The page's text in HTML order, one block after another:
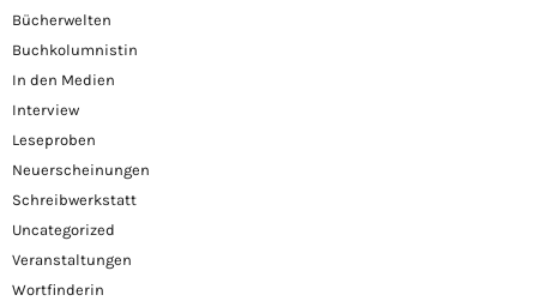
Bücherwelten
Buchkolumnistin
In den Medien
Interview
Leseproben
Neuerscheinungen
Schreibwerkstatt
Uncategorized
Veranstaltungen
Wortfinderin